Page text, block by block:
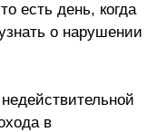
есть день, когда
о нарушении
в